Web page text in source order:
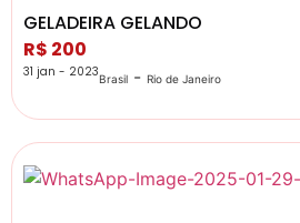
GELADEIRA GELANDO
R$ 200
31 jan - 2023Brasil - Rio de Janeiro